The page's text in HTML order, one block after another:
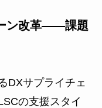
ン改革——課題
DXサプライチェ
の支援スタイ